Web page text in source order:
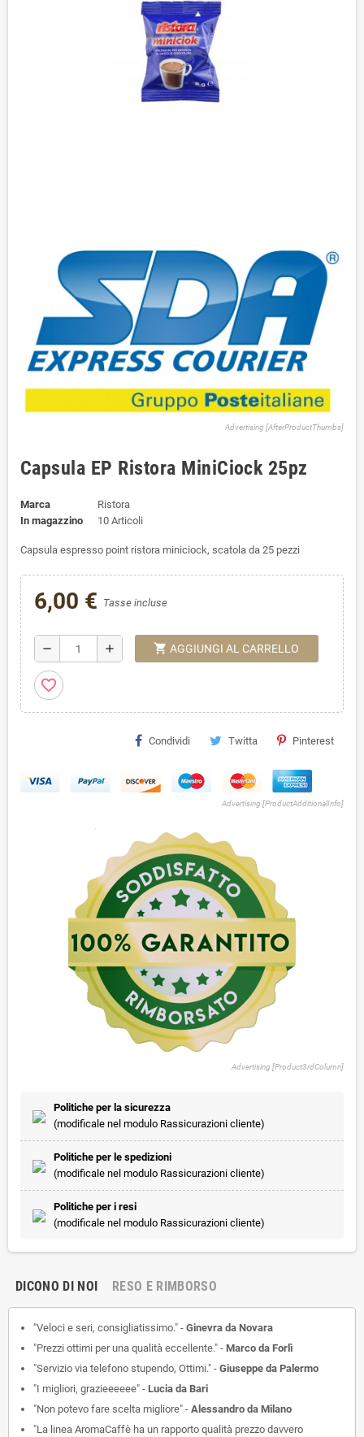
Advertising [AfterProductThumbs]
Capsula EP Ristora MiniCiock 25pz
Marca
Ristora
In magazzino
10 Articoli
Capsula espresso point ristora miniciock, scatola da 25 pezzi
6,00 € Tasse incluse
remove add shopping_cart AGGIUNGI AL CARRELLO
favorite_border
Condividi Twitta Pinterest
Advertising [ProductAdditionalInfo]
Advertising [Product3rdColumn]
Politiche per la sicurezza
(modificale nel modulo Rassicurazioni cliente)
Politiche per le spedizioni
(modificale nel modulo Rassicurazioni cliente)
Politiche per i resi
(modificale nel modulo Rassicurazioni cliente)
DICONO DI NOI RESO E RIMBORSO
"Veloci e seri, consigliatissimo." - Ginevra da Novara
"Prezzi ottimi per una qualità eccellente." - Marco da Forlì
"Servizio via telefono stupendo, Ottimi." - Giuseppe da Palermo
"I migliori, grazieeeeee" - Lucia da Bari
"Non potevo fare scelta migliore" - Alessandro da Milano
"La linea AromaCaffè ha un rapporto qualità prezzo davvero